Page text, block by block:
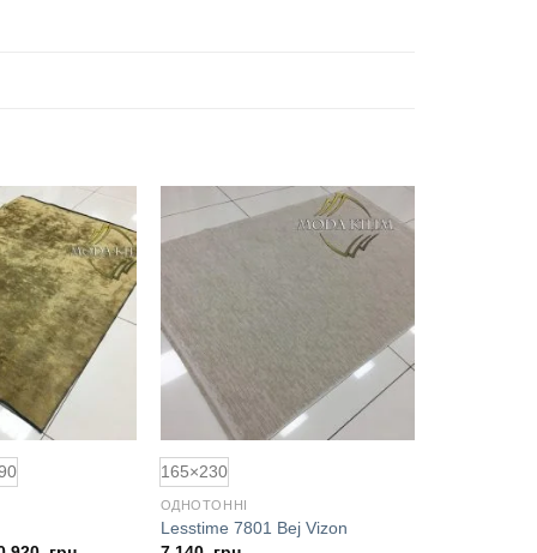
Додати
до
обраного
Додати
165×230
ОДНОТОННІ
Lesstime 7801 Bej Vizon